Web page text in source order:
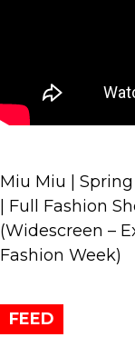
Miu Miu |
| Full Fashion
(Widescreen –
Fashion Week)
FEED